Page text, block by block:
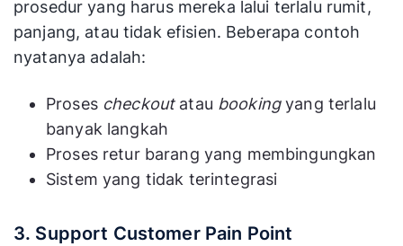
prosedur yang harus mereka lalui terlalu rumit,
panjang, atau tidak efisien. Beberapa contoh
nyatanya adalah:
Proses checkout atau bookingyang terlalu
banyak langkah
Proses retur barang yang membingungkan
Sistem yang tidak terintegrasi
3. Support Customer Pain Point